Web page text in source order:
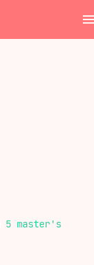
Archive
5 master's